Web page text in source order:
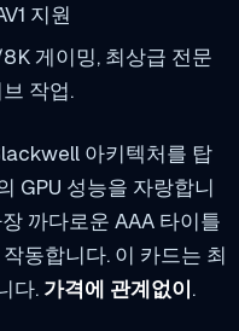
지원
게이밍, 최상급 전문
작업.
아키텍처를 탑
GPU 성능을 자랑합니
까다로운 AAA 타이틀
동합니다. 이 카드는 최
다. 가격에 관계없이.